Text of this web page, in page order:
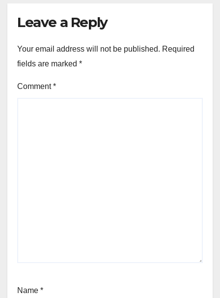
Leave a Reply
Your email address will not be published. Required
fields are marked *
Comment*
Name *